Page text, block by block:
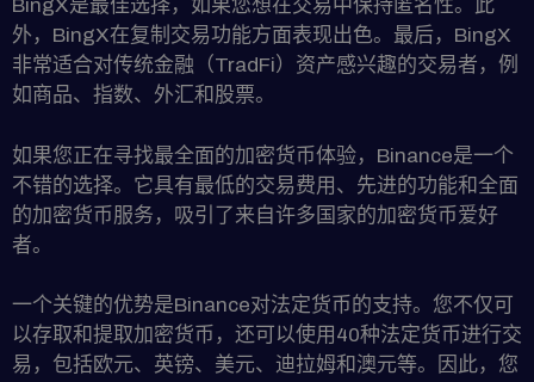
BingX是最佳选择，如果您想在交易中保持匿名性。此
外，BingX在复制交易功能方面表现出色。最后，BingX
非常适合对传统金融（TradFi）资产感兴趣的交易者，例
如商品、指数、外汇和股票。
如果您正在寻找最全面的加密货币体验，Binance是一个
不错的选择。它具有最低的交易费用、先进的功能和全面
的加密货币服务，吸引了来自许多国家的加密货币爱好
者。
一个关键的优势是Binance对法定货币的支持。您不仅可
以存取和提取加密货币，还可以使用40种法定货币进行交
易，包括欧元、英镑、美元、迪拉姆和澳元等。因此，您